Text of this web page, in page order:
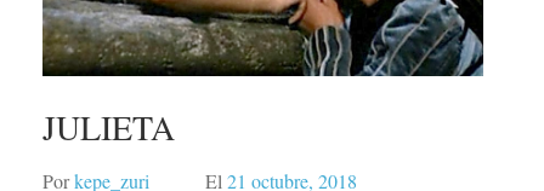
JULIETA
Porkepe_zuri El 21 octubre, 2018